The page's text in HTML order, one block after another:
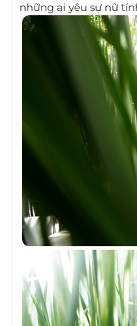
những ai yêu sự nữ